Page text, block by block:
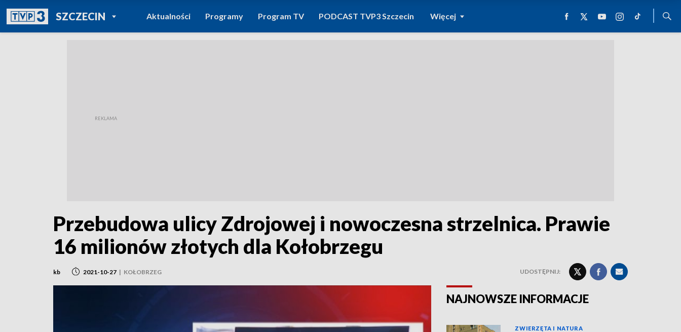
SZCZECINPOWRÓT DO
TVP REGIONY
Aktualności Programy Program TV PODCAST TVP3 Szczecin Więcej
Przebudowa ulicy Zdrojowej i nowoczesna strzelnica. Prawie
16 milionów złotych dla Kołobrzegu
kb 2021-10-27 | KOŁOBRZEG UDOSTĘPNIJ:
NAJNOWSZE INFORMACJE
ZWIERZĘTA I NATURA